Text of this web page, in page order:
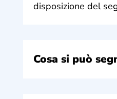
disposizione del
Cosa si può